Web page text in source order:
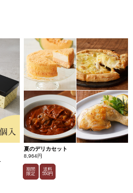
夏のデリカセット
8,964円
期間
限定
送料
550円